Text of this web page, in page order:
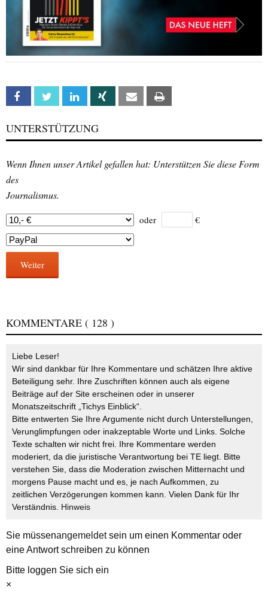
Facebook Twitter Linkedin Xing Email
UNTERSTÜTZUNG
Wenn Ihnen unser Artikel gefallen hat: Unterstützen Sie diese Form
des
Journalismus.
oder €
Weiter
KOMMENTARE ( 128 )
Liebe Leser!
Wir sind dankbar für Ihre Kommentare und schätzen Ihre aktive
Beteiligung sehr. Ihre Zuschriften können auch als eigene
Beiträge auf der Site erscheinen oder in unserer
Monatszeitschrift „Tichys Einblick“.
Bitte entwerten Sie Ihre Argumente nicht durch Unterstellungen,
Verunglimpfungen oder inakzeptable Worte und Links. Solche
Texte schalten wir nicht frei. Ihre Kommentare werden
moderiert, da die juristische Verantwortung bei TE liegt. Bitte
verstehen Sie, dass die Moderation zwischen Mitternacht und
morgens Pause macht und es, je nach Aufkommen, zu
zeitlichen Verzögerungen kommen kann. Vielen Dank für Ihr
Verständnis. Hinweis
Sie müssenangemeldetsein um einen Kommentar oder
eine Antwort schreiben zu können
Bitte loggen Sie sich ein
×